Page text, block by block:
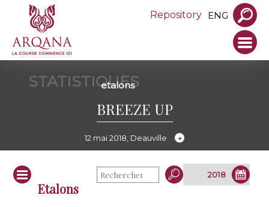
Repository ENG
STATISTIQUES
etalons
BREEZE UP
12 mai 2018, Deauville
Etalons